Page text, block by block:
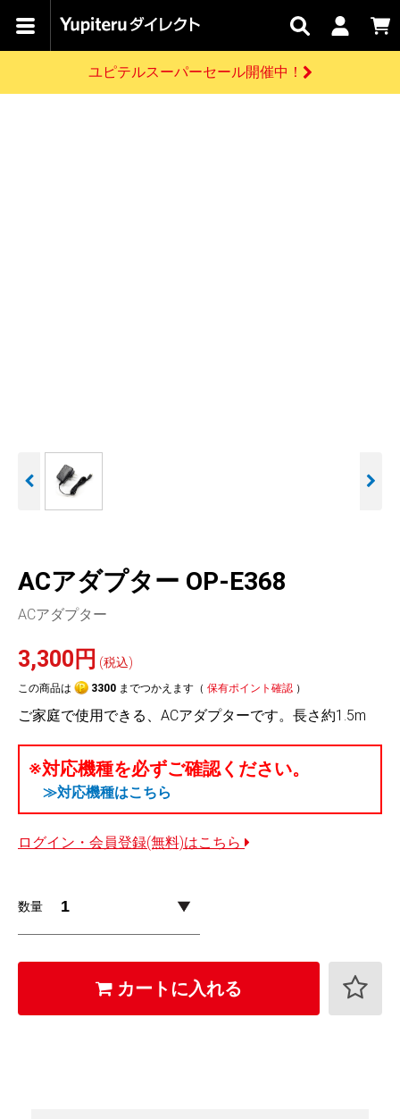
カテゴリで
キャン
ペーン
関連
サービス
お問い
合わせ
はじめての
アウトレット
駐車監視セット
開催中のキャンペーン
お買い物ガイド
ログインする
ユピテルスーパーセール開催中！
ACアダプター OP-E368
ACアダプター
3,300円 (税込)
この商品は 3300 までつかえます（ 保有ポイント確認 ）
ご家庭で使用できる、ACアダプターです。長さ約1.5m
※対応機種を必ずご確認ください。
≫対応機種はこちら
ログイン・会員登録(無料)はこちら
数量
カートに入れる